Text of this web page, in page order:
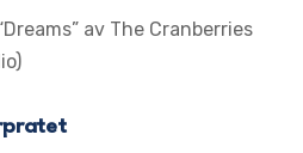
av The Cranberries